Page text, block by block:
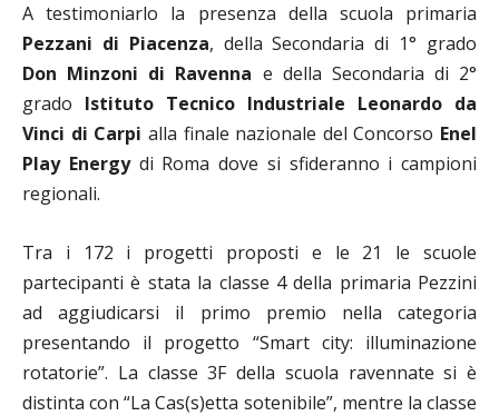
A testimoniarlo la presenza della scuola primaria
Pezzani di Piacenza, della Secondaria di 1° grado
Don Minzoni di Ravenna e della Secondaria di 2°
grado Istituto Tecnico Industriale Leonardo da
Vinci di Carpi alla finale nazionale del Concorso Enel
Play Energydi Roma dove si sfideranno i campioni
regionali.
Tra i 172 i progetti proposti e le 21 le scuole
partecipanti è stata la classe 4 della primaria Pezzini
ad aggiudicarsi il primo premio nella categoria
presentando il progetto “Smart city: illuminazione
rotatorie”. La classe 3F della scuola ravennate si è
distinta con “La Cas(s)etta sotenibile”, mentre la classe